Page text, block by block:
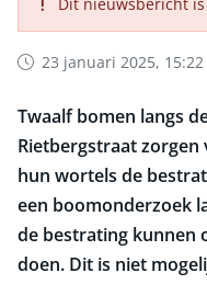
23 januari 2025, 15:22
Twaalf bomen langs
Rietbergstraat
hun wortels de
een boomonderzoek
de bestrating kunnen
doen. Dit is niet